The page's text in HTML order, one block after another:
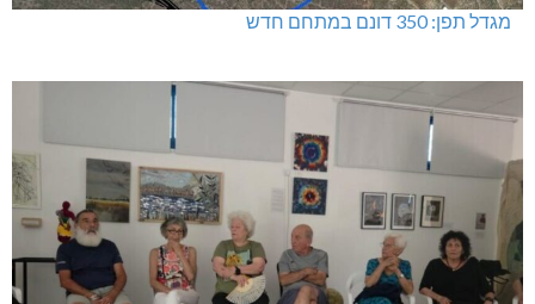
מגדל תפן: 350 דונם במתחם חדש